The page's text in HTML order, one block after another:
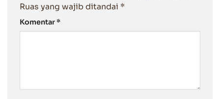
Ruas yang wajib ditandai *
Komentar*